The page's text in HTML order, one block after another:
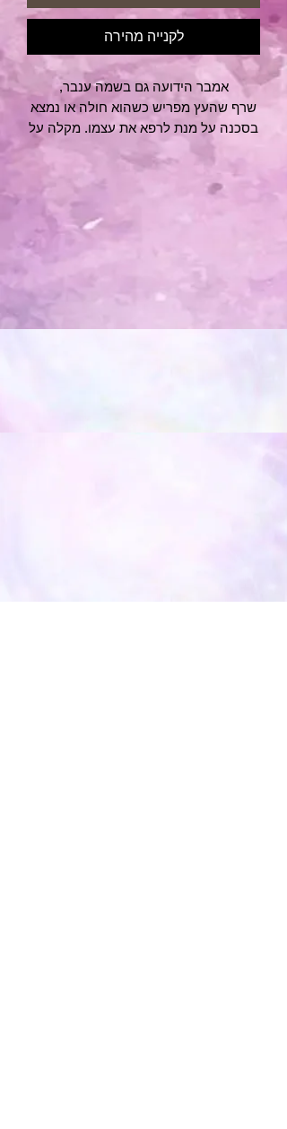
לקנייה מהירה
אמבר הידועה גם בשמה ענבר,
שרף שהעץ מפריש כשהוא חולה או נמצא
בסכנה על מנת לרפא את עצמו. מקלה על
כאבים, מאזנת את חום הגוף, מחזקת את
מערכת החיסון, מחזקת את הגוף הפיזי
אחרי מחלה או טראומה כירורגית, עובדת
איתנו על מערכת יחסים, על תקשורת
בריאה ומקרבת. מחזקת את תחושת
הביטחון והעוצמה. עוזרת לגוף שלנו לרפא